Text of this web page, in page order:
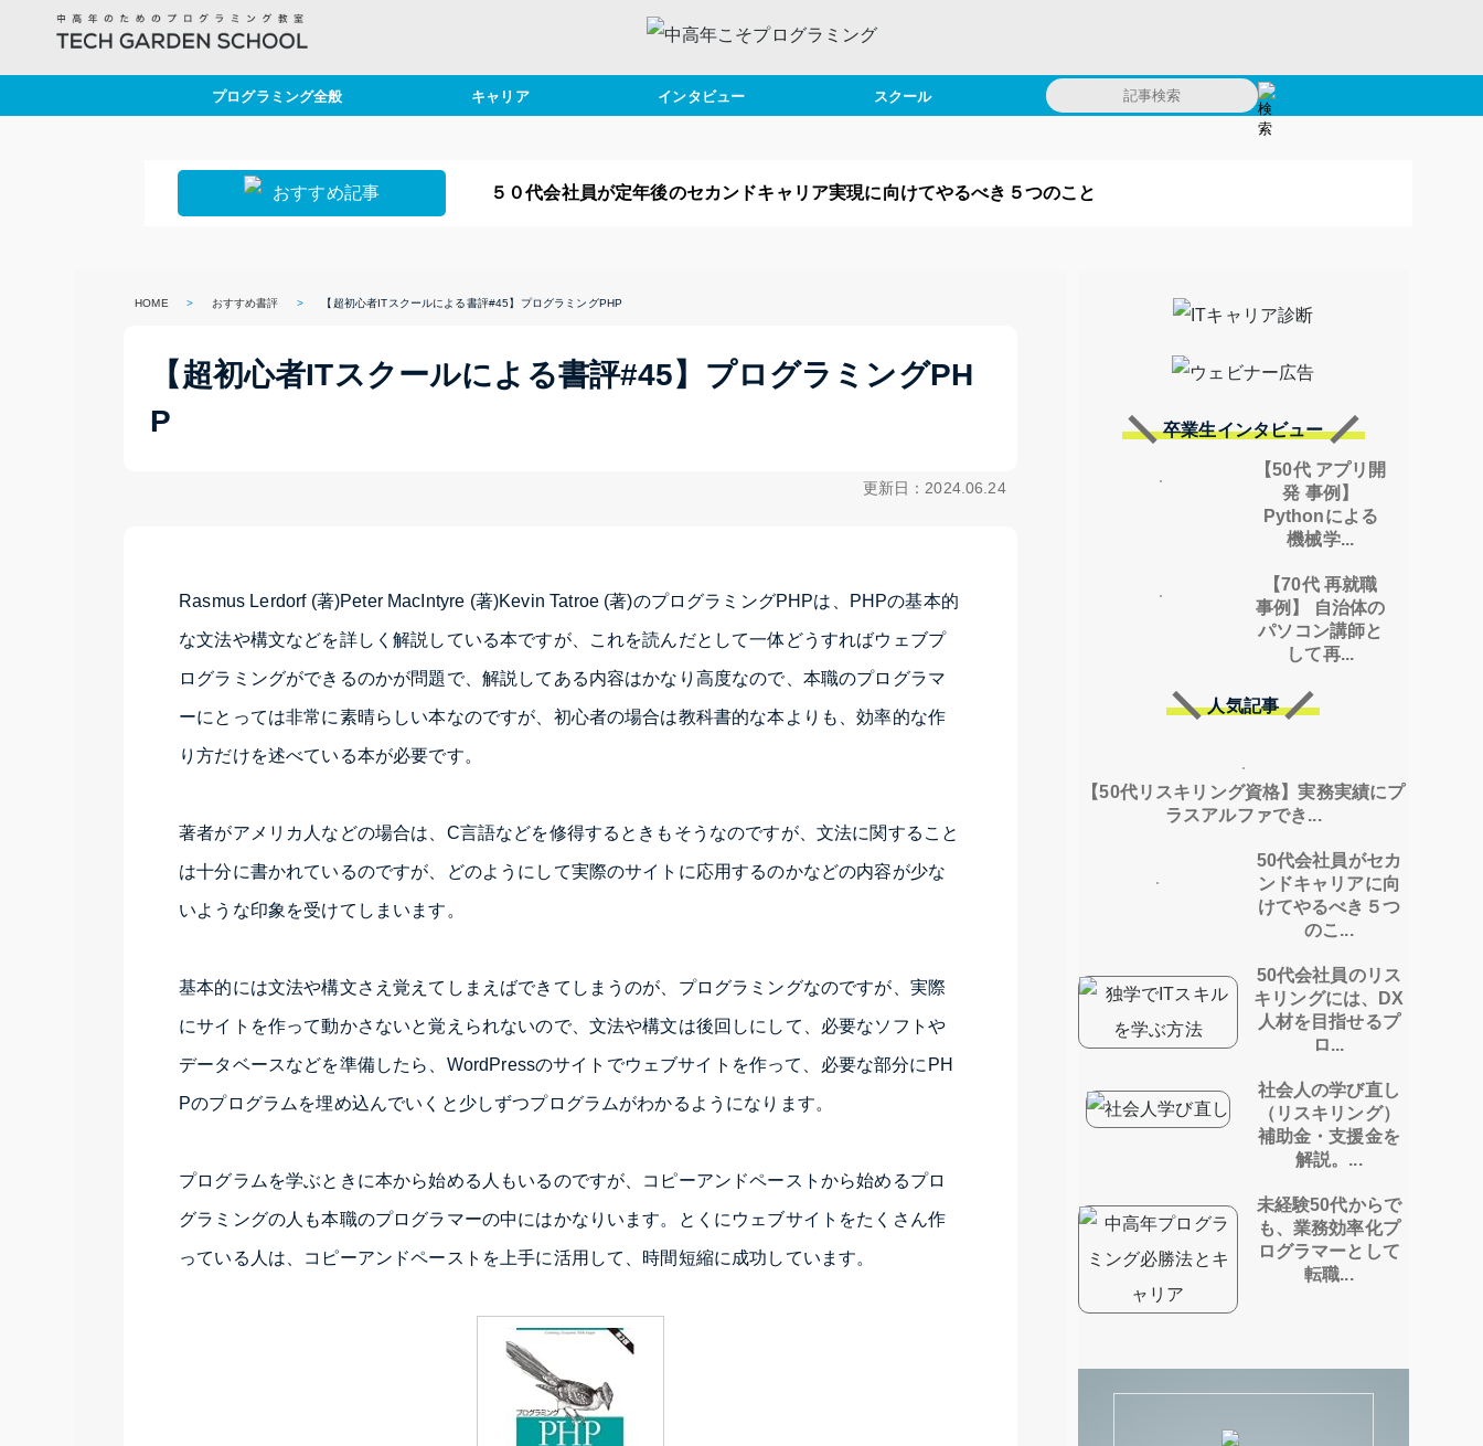
プログラミング全般
プログラミング基礎
PHPドリルで練習
キャリア
セカンドキャリア
ライフプラン
インタビュー
事例インタビュー
スクール
スクールブログ
おすすめ記事 ５０代会社員が定年後のセカンドキャリア実現に向けてやるべき５つのこと
HOME > おすすめ書評 > 【超初心者ITスクールによる書評#45】プログラミングPHP
【超初心者ITスクールによる書評#45】プログラミングPH
P
更新日：2024.06.24
Rasmus Lerdorf (著)Peter MacIntyre (著)Kevin Tatroe (著)のプログラミングPHPは、PHPの基本的
な文法や構文などを詳しく解説している本ですが、これを読んだとして一体どうすればウェブプ
ログラミングができるのかが問題で、解説してある内容はかなり高度なので、本職のプログラマ
ーにとっては非常に素晴らしい本なのですが、初心者の場合は教科書的な本よりも、効率的な作
り方だけを述べている本が必要です。
著者がアメリカ人などの場合は、C言語などを修得するときもそうなのですが、文法に関すること
は十分に書かれているのですが、どのようにして実際のサイトに応用するのかなどの内容が少な
いような印象を受けてしまいます。
基本的には文法や構文さえ覚えてしまえばできてしまうのが、プログラミングなのですが、実際
にサイトを作って動かさないと覚えられないので、文法や構文は後回しにして、必要なソフトや
データベースなどを準備したら、WordPressのサイトでウェブサイトを作って、必要な部分にPH
Pのプログラムを埋め込んでいくと少しずつプログラムがわかるようになります。
プログラムを学ぶときに本から始める人もいるのですが、コピーアンドペーストから始めるプロ
グラミングの人も本職のプログラマーの中にはかなりいます。とくにウェブサイトをたくさん作
っている人は、コピーアンドペーストを上手に活用して、時間短縮に成功しています。
卒業生インタビュー
【50代 アプリ開
発 事例】
Pythonによる
機械学...
【70代 再就職
事例】 自治体の
パソコン講師と
して再...
人気記事
【50代リスキリング資格】実務実績にプ
ラスアルファでき...
50代会社員がセカ
ンドキャリアに向
けてやるべき５つ
のこ...
50代会社員のリス
キリングには、DX
人材を目指せるプ
ロ...
社会人の学び直し
（リスキリング）
補助金・支援金を
解説。...
未経験50代からで
も、業務効率化プ
ログラマーとして
転職...